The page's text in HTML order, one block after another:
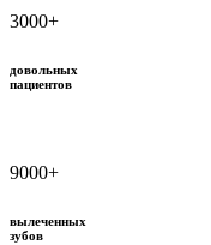
3000+
довольных
пациентов
9000+
вылеченных
зубов